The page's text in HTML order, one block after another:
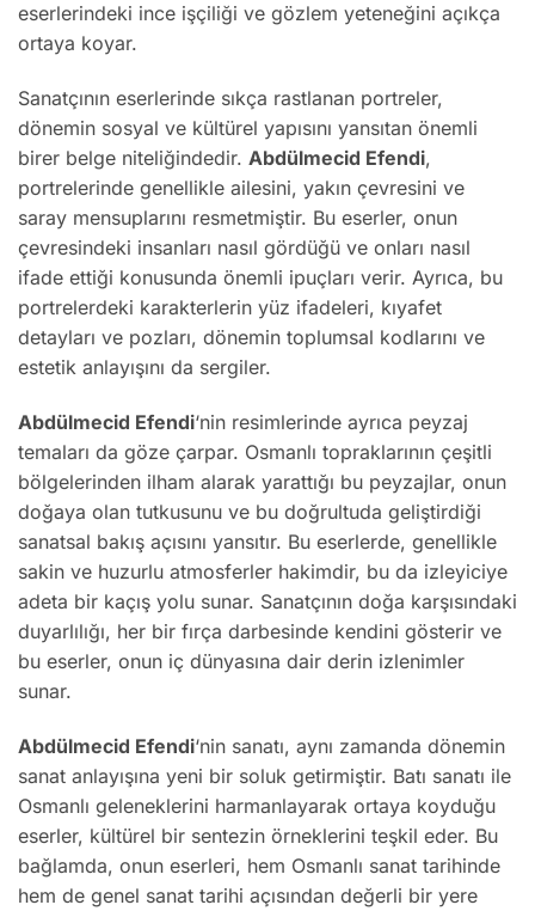
eserlerindeki ince işçiliği ve gözlem yeteneğini açıkça
ortaya koyar.
Sanatçının eserlerinde sıkça rastlanan portreler,
dönemin sosyal ve kültürel yapısını yansıtan önemli
birer belge niteliğindedir. Abdülmecid Efendi,
portrelerinde genellikle ailesini, yakın çevresini ve
saray mensuplarını resmetmiştir. Bu eserler, onun
çevresindeki insanları nasıl gördüğü ve onları nasıl
ifade ettiği konusunda önemli ipuçları verir. Ayrıca, bu
portrelerdeki karakterlerin yüz ifadeleri, kıyafet
detayları ve pozları, dönemin toplumsal kodlarını ve
estetik anlayışını da sergiler.
Abdülmecid Efendi‘nin resimlerinde ayrıca peyzaj
temaları da göze çarpar. Osmanlı topraklarının çeşitli
bölgelerinden ilham alarak yarattığı bu peyzajlar, onun
doğaya olan tutkusunu ve bu doğrultuda geliştirdiği
sanatsal bakış açısını yansıtır. Bu eserlerde, genellikle
sakin ve huzurlu atmosferler hakimdir, bu da izleyiciye
adeta bir kaçış yolu sunar. Sanatçının doğa karşısındaki
duyarlılığı, her bir fırça darbesinde kendini gösterir ve
bu eserler, onun iç dünyasına dair derin izlenimler
sunar.
Abdülmecid Efendi‘nin sanatı, aynı zamanda dönemin
sanat anlayışına yeni bir soluk getirmiştir. Batı sanatı ile
Osmanlı geleneklerini harmanlayarak ortaya koyduğu
eserler, kültürel bir sentezin örneklerini teşkil eder. Bu
bağlamda, onun eserleri, hem Osmanlı sanat tarihinde
hem de genel sanat tarihi açısından değerli bir yere